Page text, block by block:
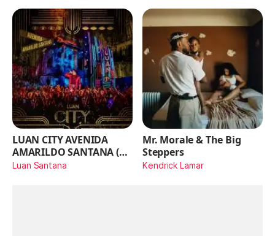
LUAN CITY AVENIDA
AMARILDO SANTANA (Ao
Vivo)
Luan Santana
Mr. Morale & The Big
Steppers
Kendrick Lamar